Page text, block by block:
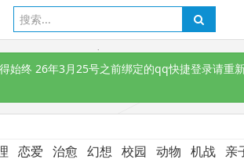
始终 26年3月25号之前绑定的qq快捷登录请
恋爱 治愈 幻想 校园 动物 机战 亲